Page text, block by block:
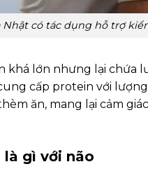
Nhật có tác dụng hỗ trợ
khá lớn nhưng lại chứa
cấp protein với
ăn, mang lại cảm
là gì với não